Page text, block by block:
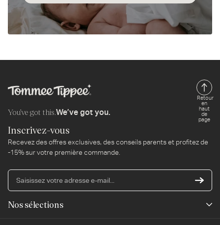
You’ve got this.We’ve got you.
Retour
en
haut
de
page
Inscrivez-vous
Recevez des offres exclusives, des conseils parents et profitez de
-15% sur votre première commande.
e-
Nos sélections